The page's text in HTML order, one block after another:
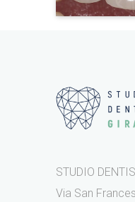
STUDIO
Via San